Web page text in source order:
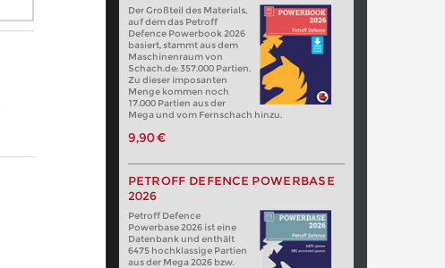
Der Großteil des Materials,
auf dem das Petroff
Defence Powerbook 2026
basiert, stammt aus dem
Maschinenraum von
Schach.de: 357.000 Partien.
Zu dieser imposanten
Menge kommen noch
17.000 Partien aus der
Mega und vom Fernschach hinzu.
9,90 €
PETROFF DEFENCE POWERBASE
2026
Petroff Defence
Powerbase 2026 ist eine
Datenbank und enthält
6475 hochklassige Partien
aus der Mega 2026 bzw.